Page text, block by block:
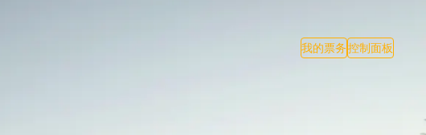
我的票务控制面板